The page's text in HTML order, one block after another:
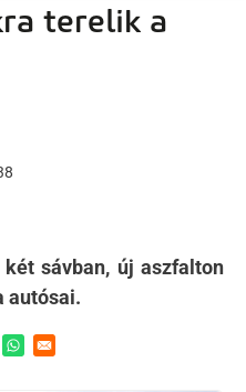
terelik a
sávban, új aszfalton
autósai.
a new window
in a new window
Opens in a new window